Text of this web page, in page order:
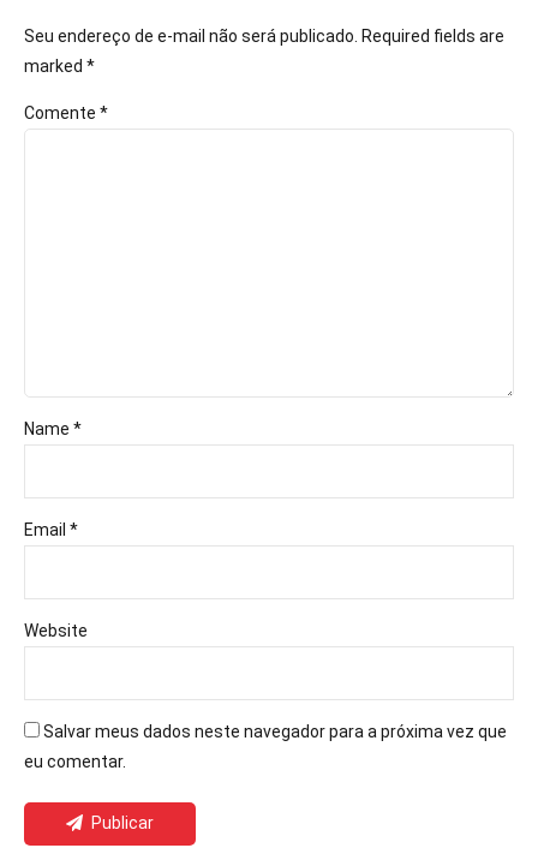
Seu endereço de e-mail não será publicado. Required fields are
marked *
Comente *
Name *
Email *
Website
Salvar meus dados neste navegador para a próxima vez que
eu comentar.
Publicar